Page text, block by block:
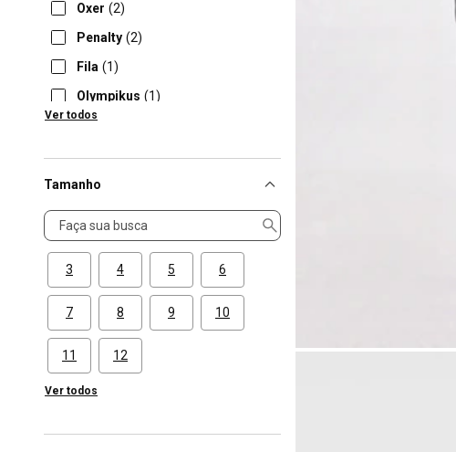
Oxer (2)
Penalty (2)
Fila (1)
Olympikus (1)
Umbro
Ver todos
Tamanho
Tamanho
3 4 5 6
7 8 9 10
11 12
Ver todos